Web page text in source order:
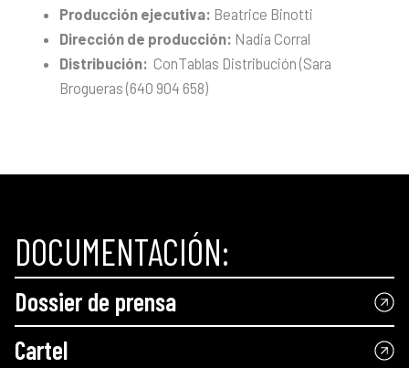
Producción ejecutiva: Beatrice Binotti
Dirección de producción: Nadia Corral
Distribución: ConTablas Distribución (Sara
Brogueras (640 904 658)
DOCUMENTACIÓN:
Dossier de prensa
Cartel